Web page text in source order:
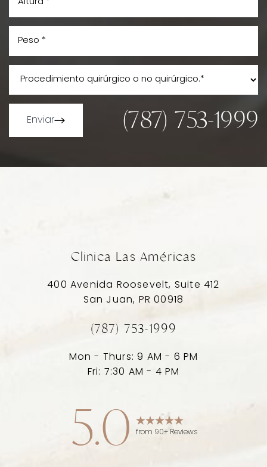
Enviar (787) 753-1999
Clinica Las Américas
400 Avenida Roosevelt, Suite 412
San Juan, PR 00918
(787) 753-1999
Mon - Thurs: 9 AM - 6 PM
Fri: 7:30 AM - 4 PM
5.0 from 90+ Reviews